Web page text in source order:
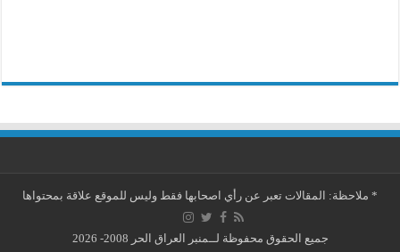
* ملاحظة: المقالات تعبر عن رأي اصحابها فقط وليس للموقع علاقة بمحتواها
جميع الحقوق محفوظة لــمنبر العراق الحر 2008- 2026